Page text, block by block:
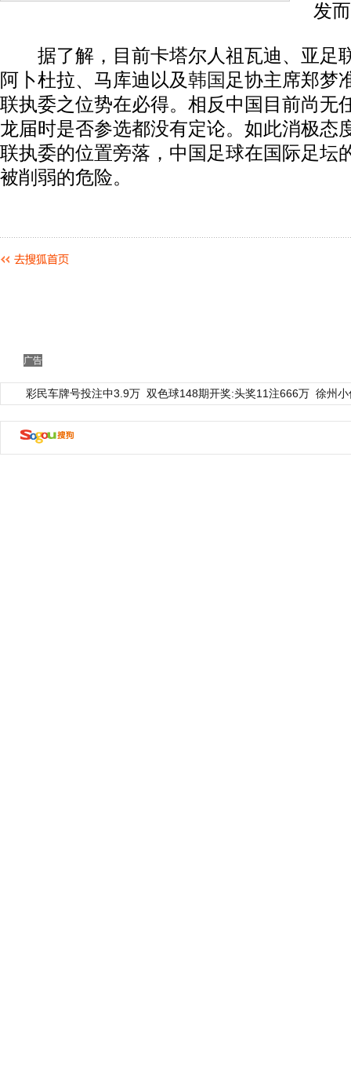
发
据了解，目前卡塔尔人祖瓦迪、亚足
阿卜杜拉、马库迪以及韩国 足协主席郑梦
联执委之位势在必得。相反中国目前尚无
龙届时是否参选都没有定论。如此消极态
联执委的位置旁落，中国足球在国际足坛
被削弱的危险。
广告
彩民车牌号投注中3.9万 双色球148期开奖:头奖11注666万 徐州